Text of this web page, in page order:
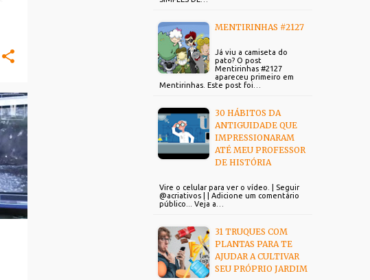
MENTIRINHAS #2127
Já viu a camiseta do
pato? O post
Mentirinhas #2127
apareceu primeiro em
Mentirinhas. Este post foi…
30 HÁBITOS DA
ANTIGUIDADE QUE
IMPRESSIONARAM
ATÉ MEU PROFESSOR
DE HISTÓRIA
Vire o celular para ver o vídeo. | Seguir
@acriativos | | Adicione um comentário
público... Veja a…
31 TRUQUES COM
PLANTAS PARA TE
AJUDAR A CULTIVAR
SEU PRÓPRIO JARDIM